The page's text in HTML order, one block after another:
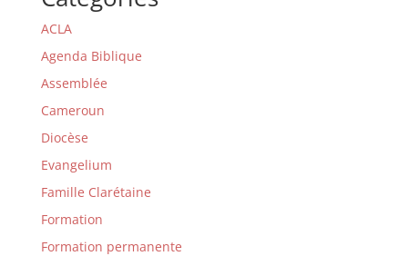
ACLA
Agenda Biblique
Assemblée
Cameroun
Diocèse
Evangelium
Famille Clarétaine
Formation
Formation permanente